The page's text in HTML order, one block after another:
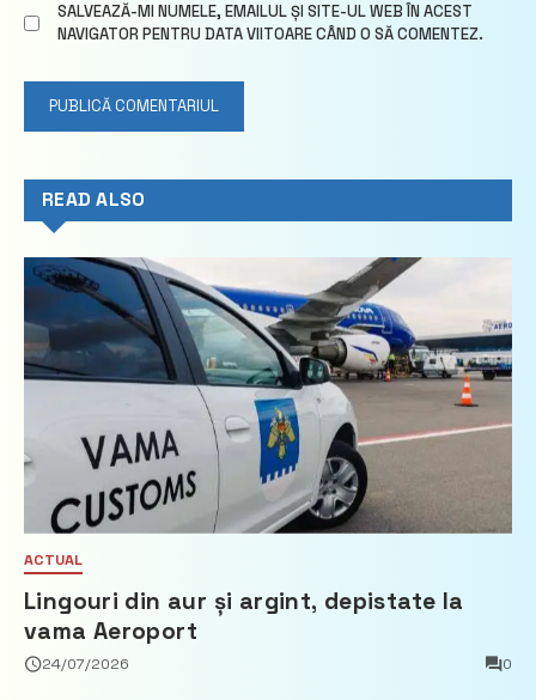
SALVEAZĂ-MI NUMELE, EMAILUL ȘI SITE-UL WEB ÎN ACEST
NAVIGATOR PENTRU DATA VIITOARE CÂND O SĂ COMENTEZ.
READ ALSO
ACTUAL
Lingouri din aur și argint, depistate la
vama Aeroport
24/07/2026 0